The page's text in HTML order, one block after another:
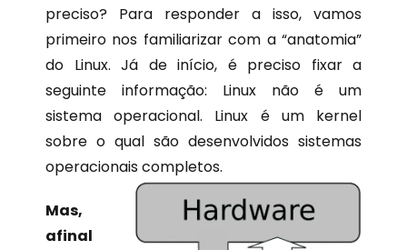
preciso? Para responder a isso, vamos
primeiro nos familiarizar com a “anatomia”
do Linux. Já de início, é preciso fixar a
seguinte informação: Linux não é um
sistema operacional. Linux é um kernel
sobre o qual são desenvolvidos sistemas
operacionais completos.
Mas,
afinal